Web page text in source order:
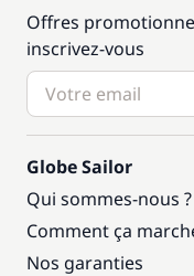
Offres
inscrivez-vous
Globe Sailor
Qui sommes-nous ?
Comment ça
Nos garanties